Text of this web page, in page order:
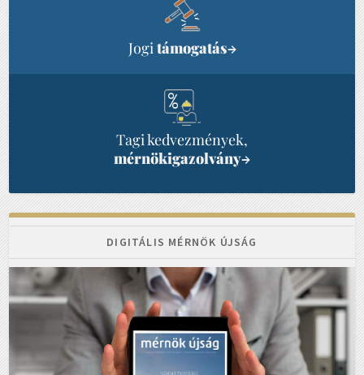
Jogitámogatás→
Tagi kedvezmények,
mérnökigazolvány→
DIGITÁLIS MÉRNÖK ÚJSÁG